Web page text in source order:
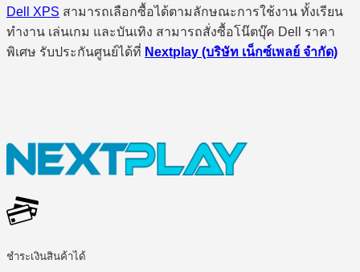
Dell XPS สามารถเลือกซื้อได้ตามลักษณะการใช้งาน ทั้งเรียน
ทำงาน เล่นเกม และบันเทิง สามารถสั่งซื้อโน๊ตบุ๊ค Dell ราคา
พิเศษ รับประกันศูนย์ได้ที่ Nextplay (บริษัท เน็กซ์เพลย์ จำกัด)
ชำระเงินสินค้าได้